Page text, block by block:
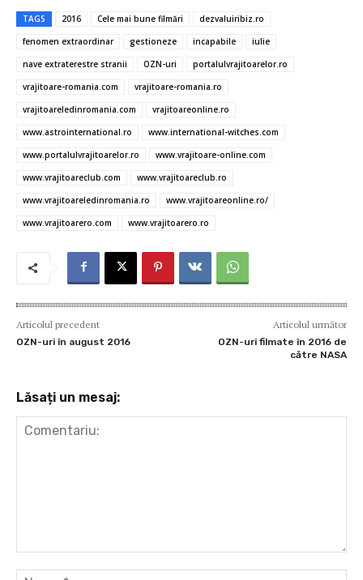
e
b
o
o
k
it
te
r
ai
l
er
es
t
at
s
A
p
p
se
n
g
er
az
TAGS 2016 Cele mai bune filmări
dezvaluiribiz.ro
fenomen extraordinar
gestioneze incapabile
iulie
nave extraterestre stranii
OZN-uri
portalulvrajitoarelor.ro
vrajitoare-romania.com
vrajitoare-romania.ro
vrajitoareledinromania.com
vrajitoareonline.ro
www.astrointernational.ro
www.international-witches.com
www.portalulvrajitoarelor.ro
www.vrajitoare-online.com
www.vrajitoareclub.com
www.vrajitoareclub.ro
www.vrajitoareledinromania.ro
www.vrajitoareonline.ro/
www.vrajitoarero.com
www.vrajitoarero.ro
Articolul precedent
OZN-uri în august 2016
Articolul următor
OZN-uri filmate în 2016 de
către NASA
Lăsați un mesaj: